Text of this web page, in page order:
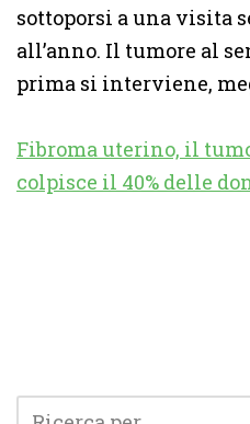
sottoporsi a una visita
all’anno. Il tumore al
prima si interviene,
Fibroma uterino, il
colpisce il 40% delle